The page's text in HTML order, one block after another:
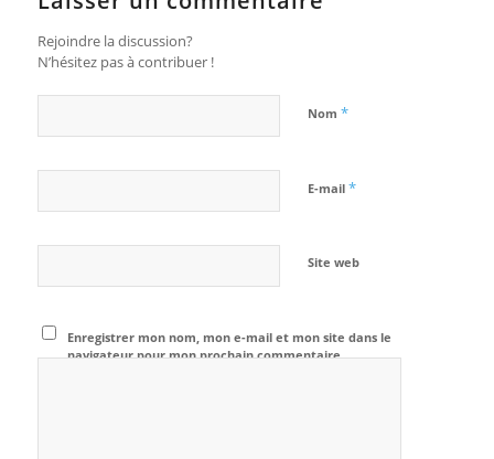
Rejoindre la discussion?
N’hésitez pas à contribuer !
Nom *
E-mail *
Site web
Enregistrer mon nom, mon e-mail et mon site dans le
navigateur pour mon prochain commentaire.